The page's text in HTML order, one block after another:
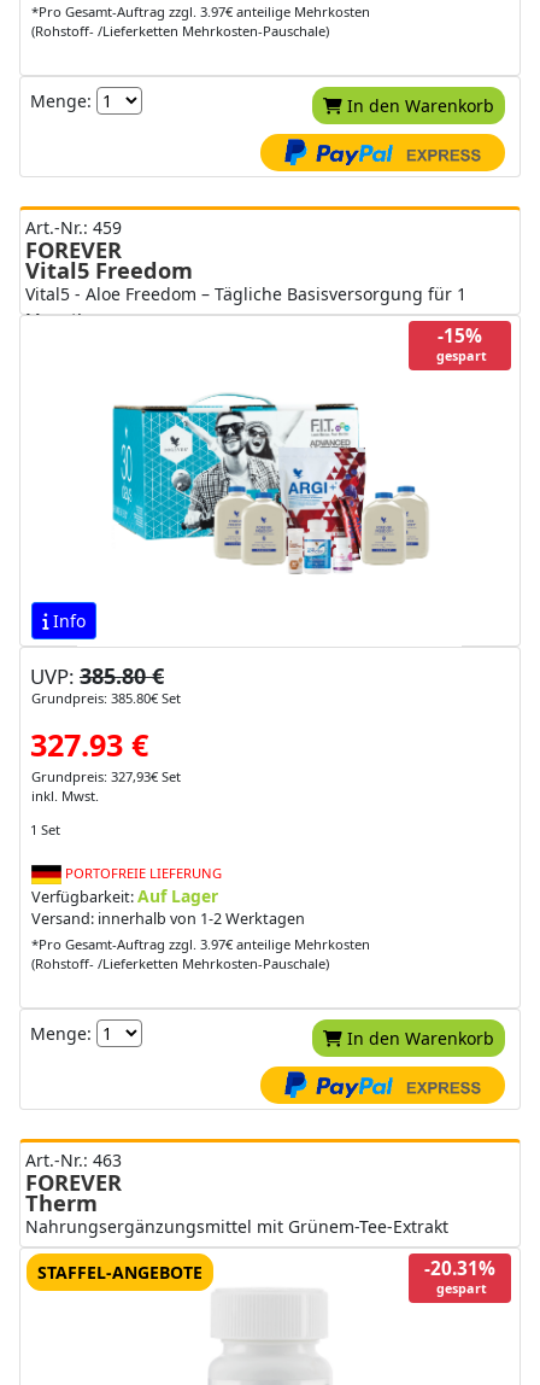
*Pro Gesamt-Auftrag zzgl. 3.97€ anteilige Mehrkosten
(Rohstoff- /Lieferketten Mehrkosten-Pauschale)
Menge: In den Warenkorb
Art.-Nr.: 459
FOREVER
Vital5 Freedom
Vital5 - Aloe Freedom – Tägliche Basisversorgung für 1
Monat!
-15%
gespart
Info
UVP: 385.80 €
Grundpreis: 385.80€ Set
327.93 €
Grundpreis: 327,93€ Set
inkl. Mwst.
1 Set
PORTOFREIE LIEFERUNG
Verfügbarkeit:Auf Lager
Versand: innerhalb von 1-2 Werktagen
*Pro Gesamt-Auftrag zzgl. 3.97€ anteilige Mehrkosten
(Rohstoff- /Lieferketten Mehrkosten-Pauschale)
Menge: In den Warenkorb
Art.-Nr.: 463
FOREVER
Therm
Nahrungsergänzungsmittel mit Grünem-Tee-Extrakt
-20.31%
gespart
STAFFEL-ANGEBOTE